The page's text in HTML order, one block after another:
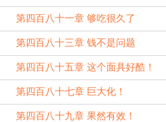
第四百八十一章 够吃很久了
第四百八十三章 钱不是问题
第四百八十五章 这个面具好酷！
第四百八十七章 巨大化！
第四百八十九章 果然有效！